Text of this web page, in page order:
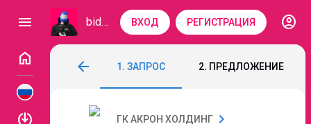
menu bidzaar ВХОД РЕГИСТРАЦИЯ
account_circle
home
enable
arrow_back
Поставка контейнерной АЗС 20 м3
1. ЗАПРОС 2. ПРЕДЛОЖЕНИЕ
ГК АКРОН ХОЛДИНГ chevron_right